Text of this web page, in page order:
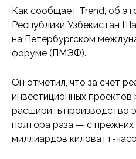
Как сообщает Trend, об
Республики Узбекистан
на Петербургском
форуме (ПМЭФ).
​Он отметил, что за счет
инвестиционных
расширить производство
полтора раза — с
миллиардов киловатт-